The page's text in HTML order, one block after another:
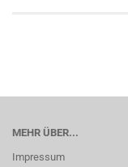
MEHR ÜBER...
Impressum